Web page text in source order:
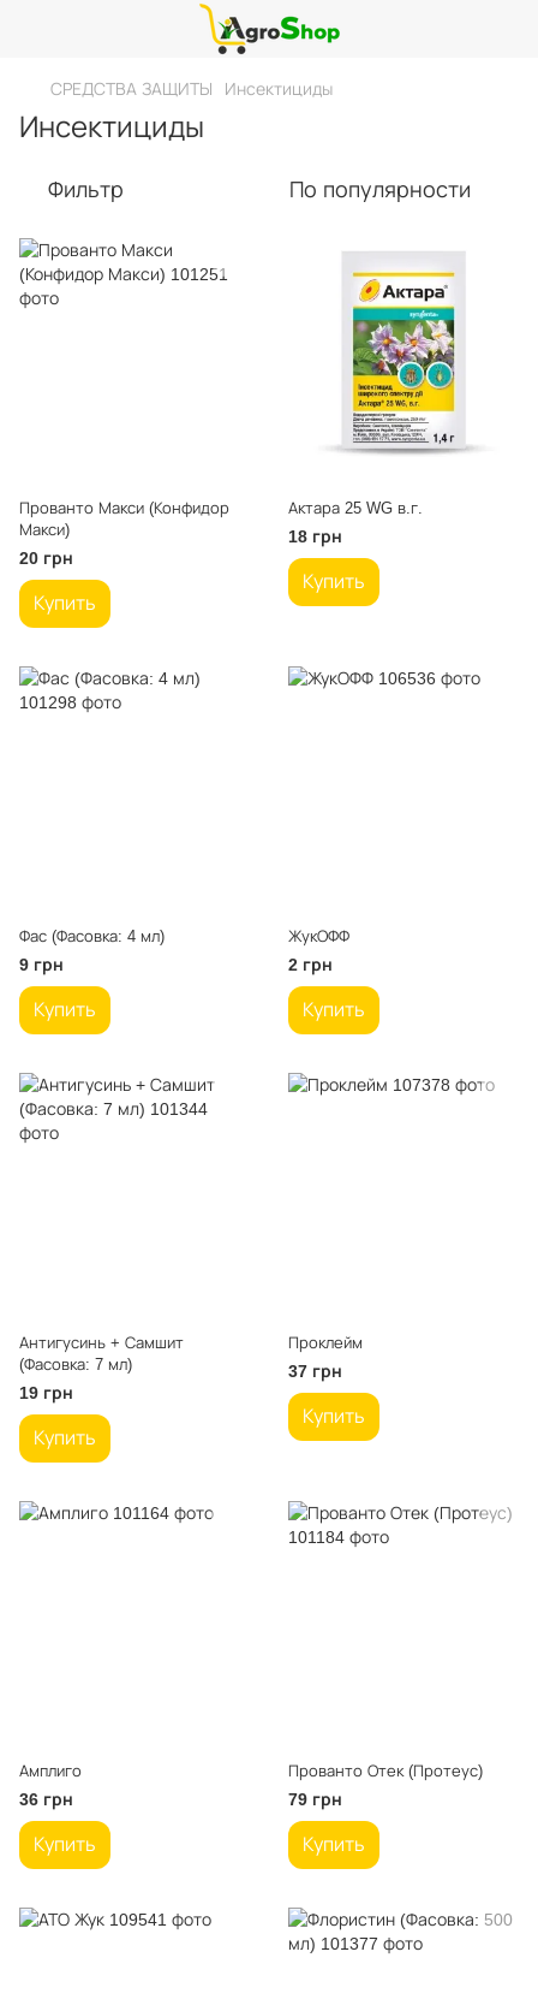
СРЕДСТВА ЗАЩИТЫ Инсектициды
Инсектициды
Фильтр По популярности
Прованто Макси (Конфидор
Макси)
20 грн
Купить
Актара 25 WG в.г.
18 грн
Купить
Фас (Фасовка: 4 мл)
9 грн
Купить
ЖукОФФ
2 грн
Купить
Антигусинь + Самшит
(Фасовка: 7 мл)
19 грн
Купить
Проклейм
37 грн
Купить
Амплиго
36 грн
Купить
Прованто Отек (Протеус)
79 грн
Купить